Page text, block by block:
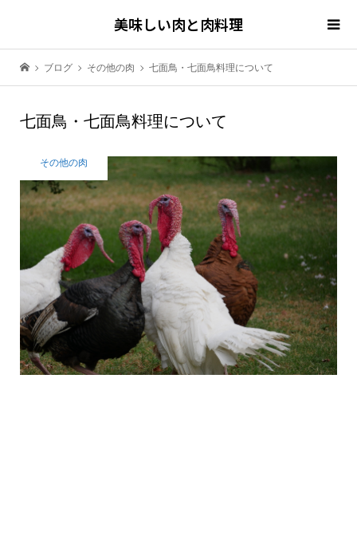
美味しい肉と肉料理
ブログ その他の肉 七面鳥・七面鳥料理について
七面鳥・七面鳥料理について
その他の肉